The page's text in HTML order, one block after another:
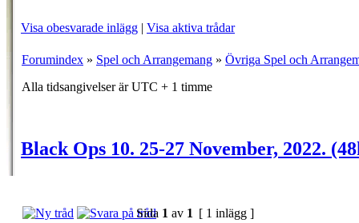
Visa obesvarade inlägg | Visa aktiva trådar
Forumindex » Spel och Arrangemang » Övriga Spel och
Alla tidsangivelser är UTC + 1 timme
Black Ops 10. 25-27 November, 2022.
Sida 1 av 1 [ 1 inlägg ]